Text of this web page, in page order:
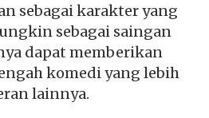
sebagai karakter yang
sebagai saingan
dapat memberikan
komedi yang lebih
lainnya.